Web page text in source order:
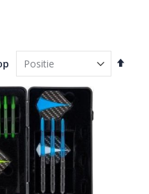
Van